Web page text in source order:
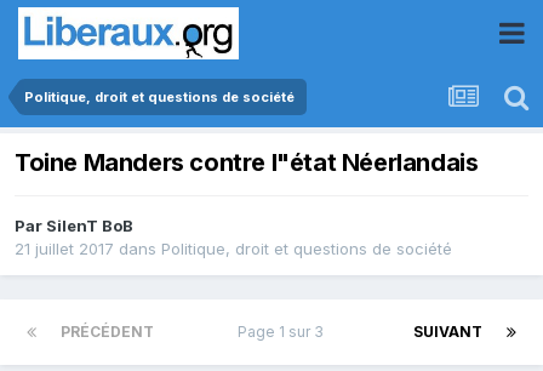
Politique, droit et questions de société
Toine Manders contre l"état Néerlandais
Par SilenT BoB
21 juillet 2017 dans Politique, droit et questions de société
PRÉCÉDENT SUIVANT
Page 1 sur 3